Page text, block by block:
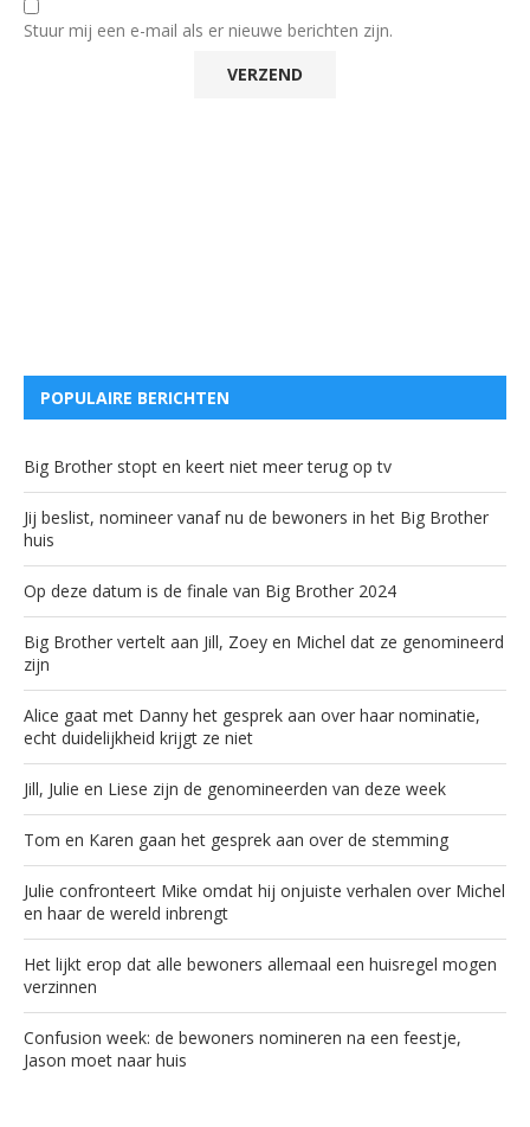
Stuur mij een e-mail als er nieuwe berichten zijn.
POPULAIRE BERICHTEN
Big Brother stopt en keert niet meer terug op tv
Jij beslist, nomineer vanaf nu de bewoners in het Big Brother
huis
Op deze datum is de finale van Big Brother 2024
Big Brother vertelt aan Jill, Zoey en Michel dat ze genomineerd
zijn
Alice gaat met Danny het gesprek aan over haar nominatie,
echt duidelijkheid krijgt ze niet
Jill, Julie en Liese zijn de genomineerden van deze week
Tom en Karen gaan het gesprek aan over de stemming
Julie confronteert Mike omdat hij onjuiste verhalen over Michel
en haar de wereld inbrengt
Het lijkt erop dat alle bewoners allemaal een huisregel mogen
verzinnen
Confusion week: de bewoners nomineren na een feestje,
Jason moet naar huis